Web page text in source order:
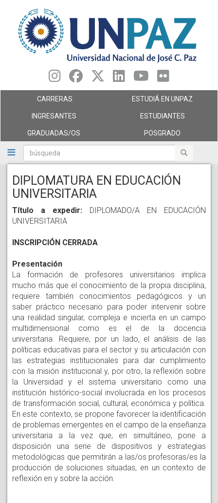
contenido
principal
búsqueda búsqueda
CARRERAS ESTUDIÁ EN UNPAZ
INGRESANTES ESTUDIANTES
GRADUADAS/OS POSGRADO
DIPLOMATURA EN EDUCACIÓN
UNIVERSITARIA
Título a expedir:
DIPLOMADO/A EN EDUCACIÓN
UNIVERSITARIA
INSCRIPCIÓN CERRADA
Presentación
La formación de profesores universitarios implica
mucho más que el conocimiento de la propia disciplina,
requiere también conocimientos pedagógicos y un
saber práctico necesario para poder intervenir sobre
una realidad singular, compleja e incierta en un campo
multidimensional como es el de la docencia
universitaria. Requiere, por un lado, el análisis de las
políticas educativas para el sector y su articulación con
las estrategias institucionales para dar cumplimiento
con la misión institucional y, por otro, la reflexión sobre
la Universidad y el sistema universitario como una
institución histórico-social involucrada en los procesos
de transformación social, cultural, económica y política.
En este contexto, se propone favorecer la identificación
de problemas emergentes en el campo de la enseñanza
universitaria a la vez que, en simultáneo, pone a
disposición una serie de dispositivos y estrategias
metodológicas que permitirán a las/os profesoras/es la
producción de soluciones situadas, en un contexto de
reflexión en y sobre la acción.